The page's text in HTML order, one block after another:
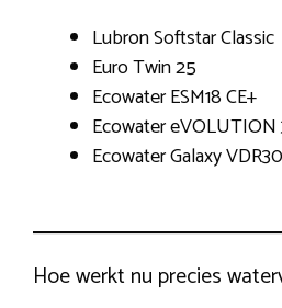
Lubron Softstar Classic
Euro Twin 25
Ecowater ESM18 CE+
Ecowater
Ecowater Galaxy VDR30
Hoe werkt nu precies